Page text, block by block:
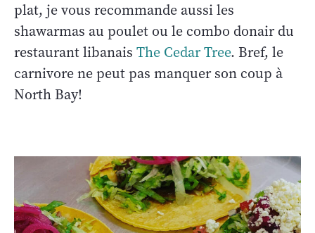
plat, je vous recommande aussi les
shawarmas au poulet ou le combo donair du
restaurant libanais The Cedar Tree. Bref, le
carnivore ne peut pas manquer son coup à
North Bay!